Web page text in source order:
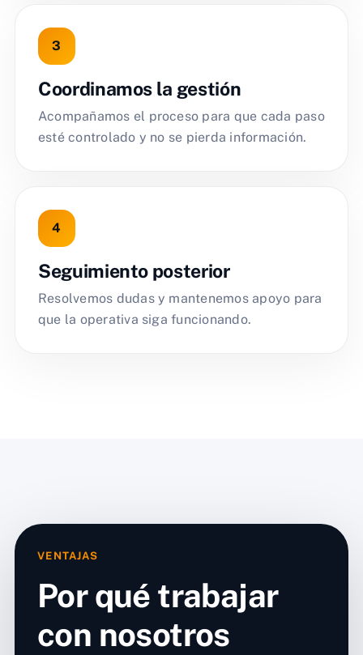
Coordinamos la gestión
Acompañamos el proceso para que cada paso
esté controlado y no se pierda información.
Seguimiento posterior
Resolvemos dudas y mantenemos apoyo para
que la operativa siga funcionando.
VENTAJAS
Por qué trabajar
con nosotros